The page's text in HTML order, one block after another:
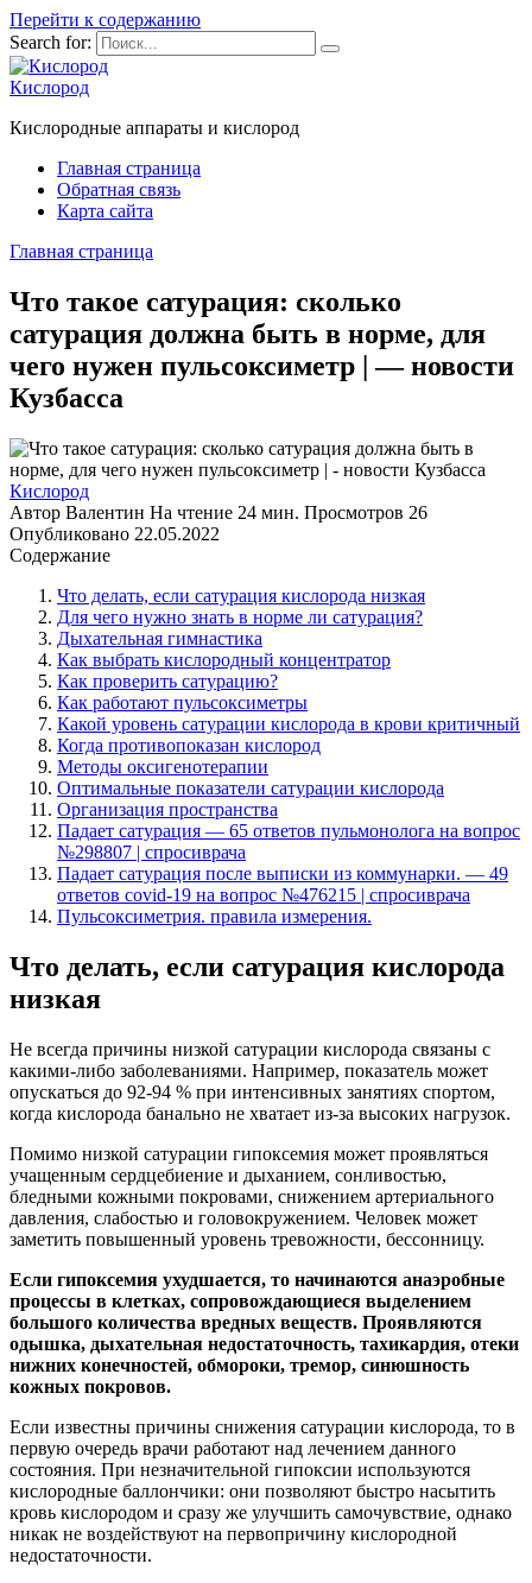
Перейти к содержанию
Search for:
Кислород
Кислородные аппараты и кислород
Главная страница
Обратная связь
Карта сайта
Главная страница
Что такое сатурация: сколько
сатурация должна быть в норме, для
чего нужен пульсоксиметр | — новости
Кузбасса
Кислород
Автор Валентин На чтение 24 мин. Просмотров 26
Опубликовано 22.05.2022
Содержание
Что делать, если сатурация кислорода низкая
Для чего нужно знать в норме ли сатурация?
Дыхательная гимнастика
Как выбрать кислородный концентратор
Как проверить сатурацию?
Как работают пульсоксиметры
Какой уровень сатурации кислорода в крови критичный
Когда противопоказан кислород
Методы оксигенотерапии
Оптимальные показатели сатурации кислорода
Организация пространства
Падает сатурация — 65 ответов пульмонолога на вопрос
№298807 | спросиврача
Падает сатурация после выписки из коммунарки. — 49
ответов covid-19 на вопрос №476215 | спросиврача
Пульсоксиметрия. правила измерения.
Что делать, если сатурация кислорода
низкая
Не всегда причины низкой сатурации кислорода связаны с
какими-либо заболеваниями. Например, показатель может
опускаться до 92-94 % при интенсивных занятиях спортом,
когда кислорода банально не хватает из-за высоких нагрузок.
Помимо низкой сатурации гипоксемия может проявляться
учащенным сердцебиение и дыханием, сонливостью,
бледными кожными покровами, снижением артериального
давления, слабостью и головокружением. Человек может
заметить повышенный уровень тревожности, бессонницу.
Если гипоксемия ухудшается, то начинаются анаэробные
процессы в клетках, сопровождающиеся выделением
большого количества вредных веществ. Проявляются
одышка, дыхательная недостаточность, тахикардия, отеки
нижних конечностей, обмороки, тремор, синюшность
кожных покровов.
Если известны причины снижения сатурации кислорода, то в
первую очередь врачи работают над лечением данного
состояния. При незначительной гипоксии используются
кислородные баллончики: они позволяют быстро насытить
кровь кислородом и сразу же улучшить самочувствие, однако
никак не воздействуют на первопричину кислородной
недостаточности.